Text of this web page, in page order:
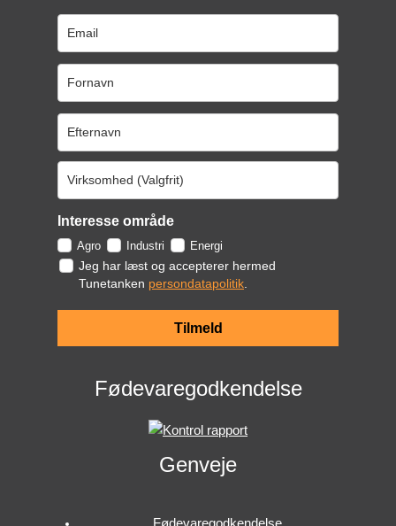
Interesse område
Agro Industri Energi
Jeg har læst og accepterer hermed
Tunetanken persondatapolitik
Tilmeld
Fødevaregodkendelse
Genveje